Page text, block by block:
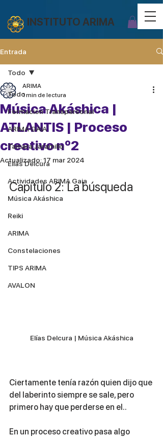
INSTITUTO ARIMA
Entrada
Todo
Formación Transpersonal
ARIMA GAIA
Tamara Jaramillo
Elías Delcura
Actividades ARIMA Gaia
Música Akáshica
Reiki
ARIMA
Constelaciones
TIPS ARIMA
AVALON
Todo
Música Akáshica |
ATLANTIS | Proceso
creativo nº2
ARIMA
1 min de lectura
Actualizado:17 mar 2024
Capítulo 2: La búsqueda
Elías Delcura | Música Akáshica
Ciertamente tenía razón quien dijo que
del laberinto siempre se sale, pero
primero hay que perderse en el..
En un proceso creativo pasa algo